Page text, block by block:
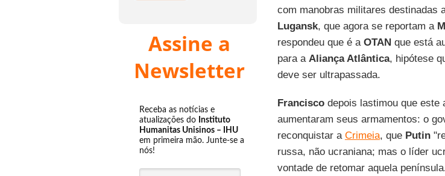
Assine a
Newsletter
Receba as notícias e
atualizações do Instituto
Humanitas Unisinos – IHU
em primeira mão. Junte-se a
nós!
com manobras militares destinadas
Lugansk, que agora se reportam a
respondeu que é a OTAN que está
para a Aliança Atlântica, hipótese
deve ser ultrapassada.
Franciscodepois lastimou que este
aumentaram seus armamentos: o
reconquistar a Crimeia, que Putin
russa, não ucraniana; mas o líder
vontade de retomar aquela